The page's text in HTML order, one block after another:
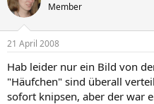
Member
21 April 2008
Hab leider nur ein Bild von
"Häufchen" sind überall
sofort knipsen, aber der war